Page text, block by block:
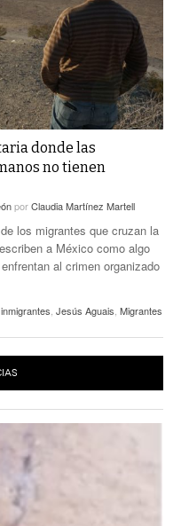
donde las
no tienen
porClaudia Martínez Martell
los migrantes que cruzan la
a México como algo
al crimen organizado
inmigrantes Jesús Aguais Migrantes